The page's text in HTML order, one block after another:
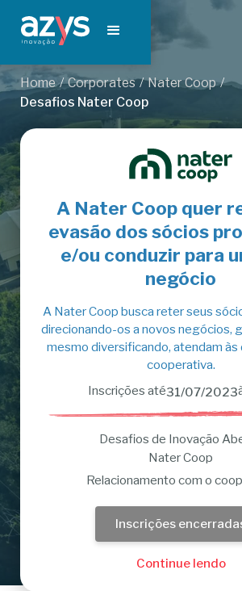
Home / Corporates / Nater Coop /
Desafios Nater Coop
A Nater Coop quer
evasão dos sócios
e/ou conduzir para
negócio
A Nater Coop busca reter seus
direcionando-os a novos negócios,
mesmo diversificando, atendam às
cooperativa.
Inscrições até31/07/2023
Desafios de Inovação
Nater Coop
Relacionamento com o
Inscrições
Continue lendo